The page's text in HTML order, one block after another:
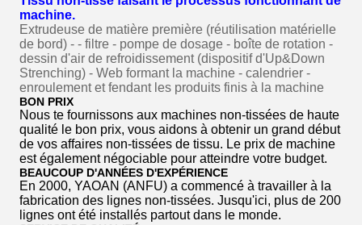
machine.
Extrudeuse de matière première (réutilisation matérielle
de bord) - - filtre - pompe de dosage - boîte de rotation -
dessin d'air de refroidissement (dispositif d'Up&Down
Strenching) - Web formant la machine - calendrier -
enroulement et fendant les produits finis à la machine
BON PRIX
Nous te fournissons aux machines non-tissées de haute
qualité le bon prix, vous aidons à obtenir un grand début
de vos affaires non-tissées de tissu. Le prix de machine
est également négociable pour atteindre votre budget.
BEAUCOUP D'ANNÉES D'EXPÉRIENCE
En 2000, YAOAN (ANFU) a commencé à travailler à la
fabrication des lignes non-tissées. Jusqu'ici, plus de 200
lignes ont été installés partout dans le monde.